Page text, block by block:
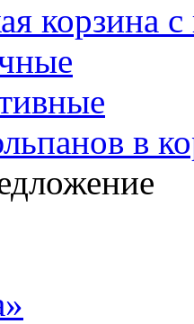
корзина
в